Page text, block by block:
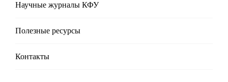
Научные журналы КФУ
Полезные реcурсы
Контакты